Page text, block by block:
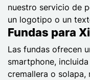
nuestro servicio de
un logotipo o un
Fundas para
Las fundas ofrecen
smartphone,
cremallera o solapa,